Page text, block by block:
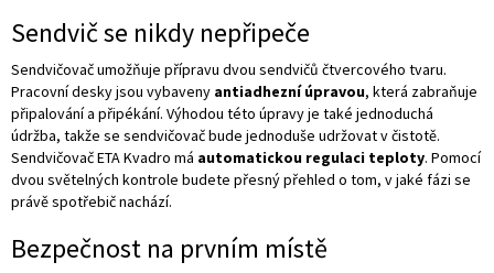
Sendvič se nikdy nepřipeče
Sendvičovač umožňuje přípravu dvou sendvičů čtvercového tvaru.
Pracovní desky jsou vybaveny antiadhezní úpravou, která zabraňuje
připalování a připékání. Výhodou této úpravy je také jednoduchá
údržba, takže se sendvičovač bude jednoduše udržovat v čistotě.
Sendvičovač ETA Kvadro má automatickou regulaci teploty. Pomocí
dvou světelných kontrole budete přesný přehled o tom, v jaké fázi se
právě spotřebič nachází.
Bezpečnost na prvním místě